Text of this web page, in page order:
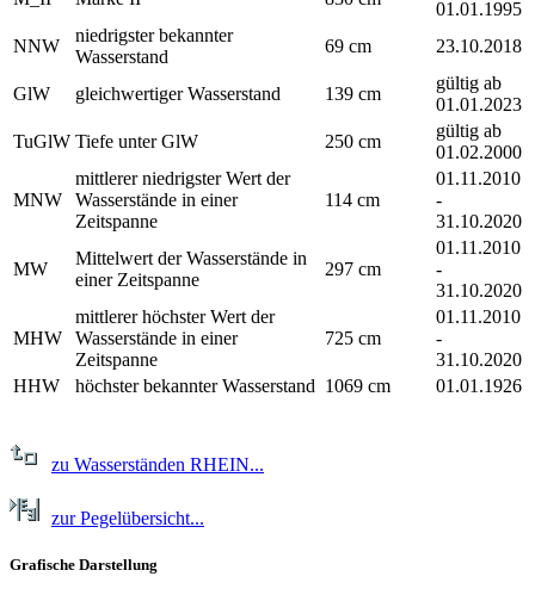
01.01.1995
NNW
niedrigster bekannter
Wasserstand
69 cm 23.10.2018
GlW gleichwertiger Wasserstand 139 cm
gültig ab
01.01.2023
TuGlW Tiefe unter GlW 250 cm
gültig ab
01.02.2000
MNW
mittlerer niedrigster Wert der
Wasserstände in einer
Zeitspanne
114 cm
01.11.2010
-
31.10.2020
MW
Mittelwert der Wasserstände in
einer Zeitspanne
297 cm
01.11.2010
-
31.10.2020
MHW
mittlerer höchster Wert der
Wasserstände in einer
Zeitspanne
725 cm
01.11.2010
-
31.10.2020
HHW
höchster bekannter Wasserstand 1069 cm 01.01.1926
zu Wasserständen RHEIN...
zur Pegelübersicht...
Grafische Darstellung